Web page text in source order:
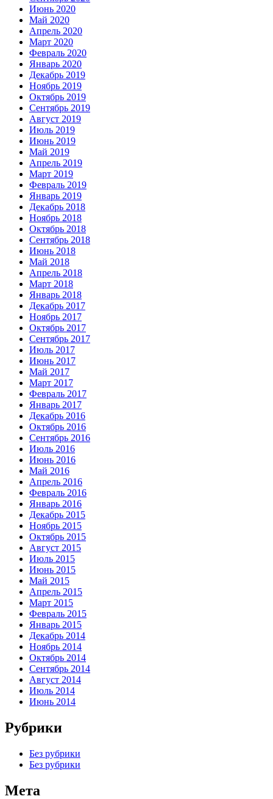
Июнь 2020
Май 2020
Апрель 2020
Март 2020
Февраль 2020
Январь 2020
Декабрь 2019
Ноябрь 2019
Октябрь 2019
Сентябрь 2019
Август 2019
Июль 2019
Июнь 2019
Май 2019
Апрель 2019
Март 2019
Февраль 2019
Январь 2019
Декабрь 2018
Ноябрь 2018
Октябрь 2018
Сентябрь 2018
Июнь 2018
Май 2018
Апрель 2018
Март 2018
Январь 2018
Декабрь 2017
Ноябрь 2017
Октябрь 2017
Сентябрь 2017
Июль 2017
Июнь 2017
Май 2017
Март 2017
Февраль 2017
Январь 2017
Декабрь 2016
Октябрь 2016
Сентябрь 2016
Июль 2016
Июнь 2016
Май 2016
Апрель 2016
Февраль 2016
Январь 2016
Декабрь 2015
Ноябрь 2015
Октябрь 2015
Август 2015
Июль 2015
Июнь 2015
Май 2015
Апрель 2015
Март 2015
Февраль 2015
Январь 2015
Декабрь 2014
Ноябрь 2014
Октябрь 2014
Сентябрь 2014
Август 2014
Июль 2014
Июнь 2014
Рубрики
Без рубрики
Без рубрики
Мета